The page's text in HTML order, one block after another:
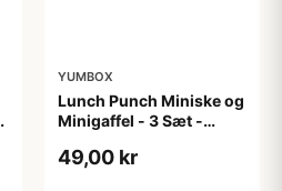
YUMBOX
Lunch Punch Miniske og
Minigaffel - 3 Sæt -
49,00 kr